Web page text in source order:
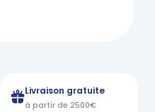
Livraison gratuite
à partir de 2500€